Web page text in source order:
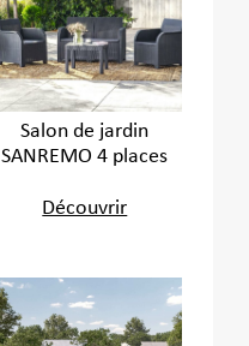
Salon de jardin
SANREMO 4 places
Découvrir